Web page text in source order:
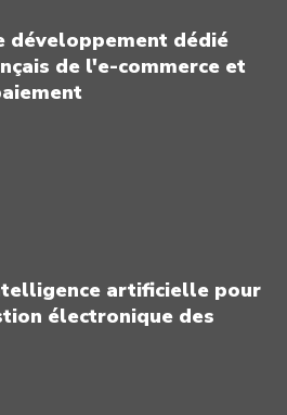
développement dédié
de l'e-commerce et
artificielle pour
électronique des